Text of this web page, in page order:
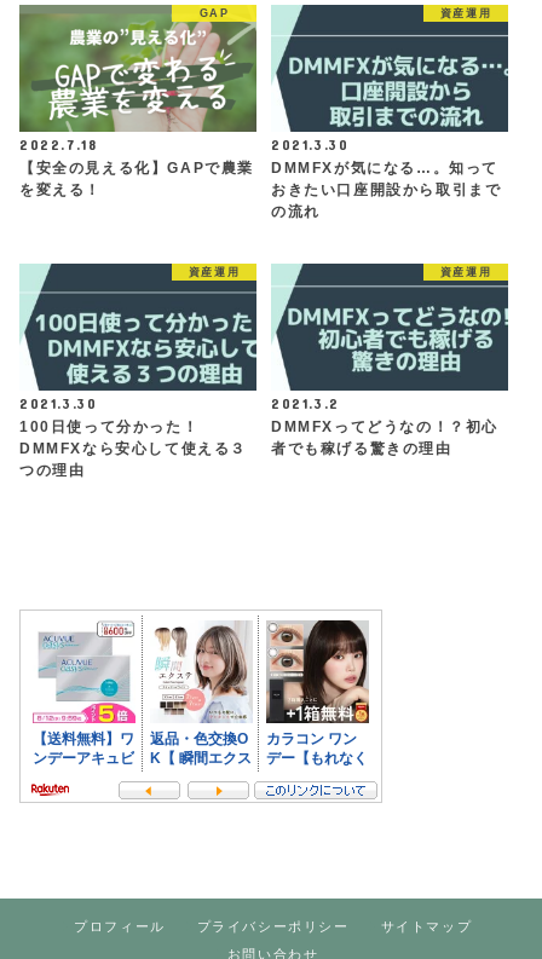
GAP
2022.7.18
【安全の見える化】GAPで農業
を変える！
資産運用
2021.3.30
DMMFXが気になる…。知って
おきたい口座開設から取引まで
の流れ
資産運用
2021.3.30
100日使って分かった！
DMMFXなら安心して使える３
つの理由
資産運用
2021.3.2
DMMFXってどうなの！？初心
者でも稼げる驚きの理由
プロフィール プライバシーポリシー
サイトマップ
お問い合わせ